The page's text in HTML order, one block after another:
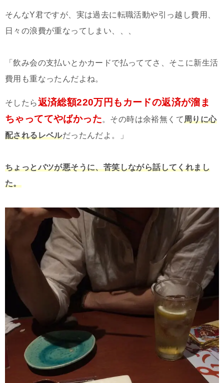
そんなY君ですが、実は過去に転職活動や引っ越し費用、
日々の浪費が重なってしまい、、、
「飲み会の支払いとかカードで払っててさ、そこに新生活
費用も重なったんだよね。
そしたら返済総額220万円もカードの返済が溜ま
ちゃっててやばかった。その時は余裕無くて周りに心
配されるレベルだったんだよ。」
ちょっとバツが悪そうに、苦笑しながら話してくれまし
た。